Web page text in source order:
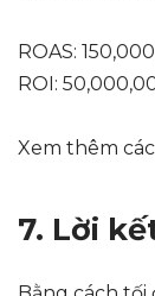
ROAS:
ROI:
Xem thêm
7. Lời